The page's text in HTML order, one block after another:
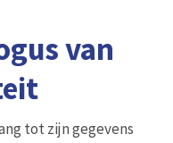
van
tot zijn gegevens